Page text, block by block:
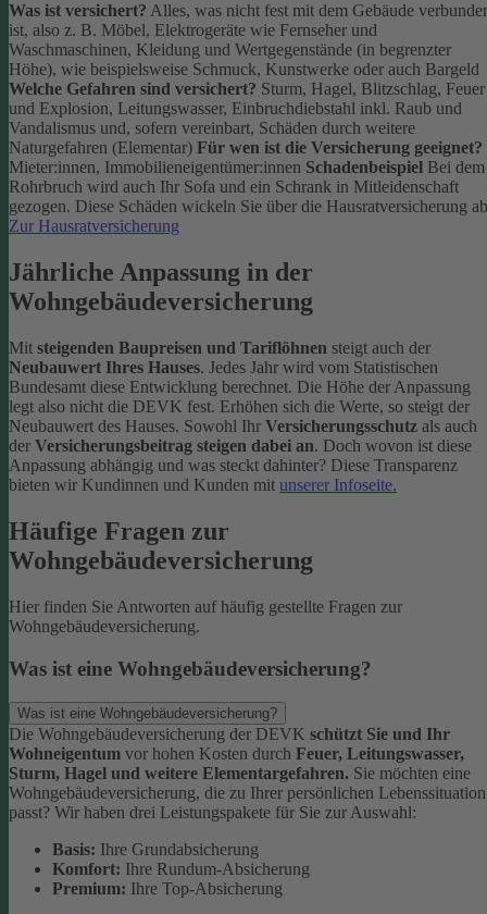
Was ist versichert? Alles, was nicht fest mit dem Gebäude
ist, also z. B. Möbel, Elektrogeräte wie Fernseher und
Waschmaschinen, Kleidung und Wertgegenstände (in begrenzter
Höhe), wie beispielsweise Schmuck, Kunstwerke oder auch Bargeld
Welche Gefahren sind versichert? Sturm, Hagel, Blitzschlag, Feuer
und Explosion, Leitungswasser, Einbruchdiebstahl inkl. Raub und
Vandalismus und, sofern vereinbart, Schäden durch weitere
Naturgefahren (Elementar) Für wen ist die Versicherung geeignet?
Mieter:innen, Immobilieneigentümer:innen Schadenbeispiel Bei dem
Rohrbruch wird auch Ihr Sofa und ein Schrank in Mitleidenschaft
gezogen. Diese Schäden wickeln Sie über die Hausratversicherung
Zur Hausratversicherung
Jährliche Anpassung in der
Wohngebäudeversicherung
Mit steigenden Baupreisen und Tariflöhnen steigt auch der
Neubauwert Ihres Hauses. Jedes Jahr wird vom Statistischen
Bundesamt diese Entwicklung berechnet. Die Höhe der Anpassung
legt also nicht die DEVK fest. Erhöhen sich die Werte, so steigt der
Neubauwert des Hauses. Sowohl Ihr Versicherungsschutz als auch
der Versicherungsbeitrag steigen dabei an. Doch wovon ist diese
Anpassung abhängig und was steckt dahinter? Diese Transparenz
bieten wir Kundinnen und Kunden mit unserer Infoseite.
Häufige Fragen zur
Wohngebäudeversicherung
Hier finden Sie Antworten auf häufig gestellte Fragen zur
Wohngebäudeversicherung.
Was ist eine Wohngebäudeversicherung?
Was ist eine Wohngebäudeversicherung?
Die Wohngebäudeversicherung der DEVK schützt Sie und Ihr
Wohneigentum vor hohen Kosten durch Feuer, Leitungswasser,
Sturm, Hagel und weitere Elementargefahren. Sie möchten eine
Wohngebäudeversicherung, die zu Ihrer persönlichen Lebenssituation
passt? Wir haben drei Leistungspakete für Sie zur Auswahl:
Basis: Ihre Grundabsicherung
Komfort: Ihre Rundum-Absicherung
Premium: Ihre Top-Absicherung